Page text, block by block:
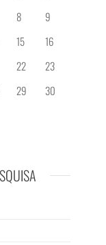
8
9
15
16
22
23
29
30